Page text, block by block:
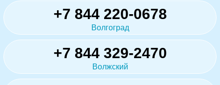
+7 844 220-0678
Волгоград
+7 844 329-2470
Волжский